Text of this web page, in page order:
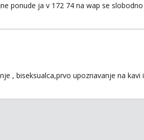
ponude ja v 172 74 na wap se slobodno
, biseksualca,prvo upoznavanje na kavi i